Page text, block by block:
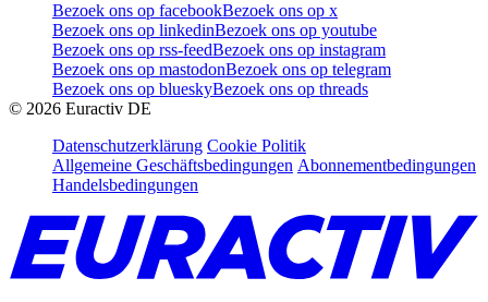
Bezoek ons op facebookBezoek ons op x
Bezoek ons op linkedinBezoek ons op youtube
Bezoek ons op rss-feedBezoek ons op instagram
Bezoek ons op mastodonBezoek ons op telegram
Bezoek ons op blueskyBezoek ons op threads
© 2026 Euractiv DE
Datenschutzerklärung Cookie Politik
Allgemeine Geschäftsbedingungen Abonnementbedingungen
Handelsbedingungen